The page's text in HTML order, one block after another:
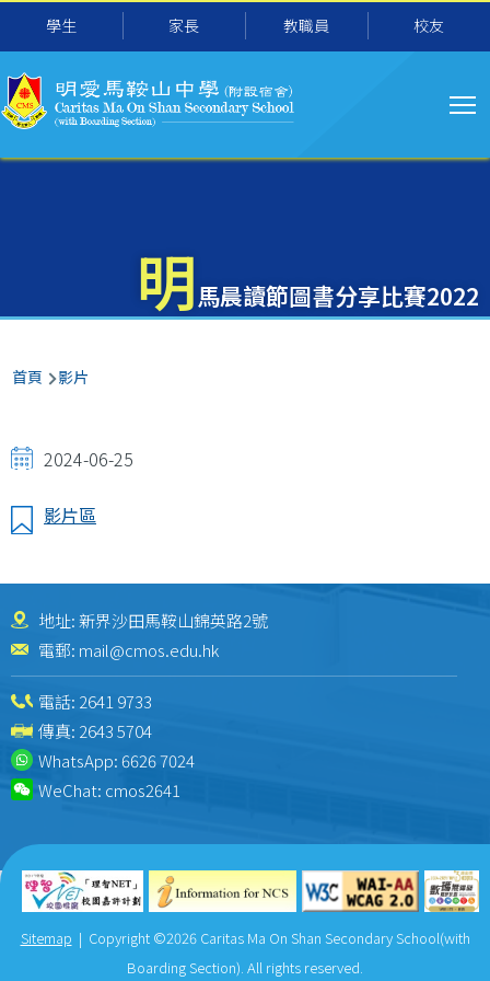
移至主內容
學生 家長 教職員 校友
导
航
明馬晨讀節圖書分享比賽2022
導
航
結
首頁 影片
2024-06-25
影片區
地址: 新界沙田馬鞍山錦英路2號
電郵: mail@cmos.edu.hk
電話: 2641 9733
傳真: 2643 5704
WhatsApp:6626 7024
WeChat: cmos2641
Sitemap | Copyright ©2026 Caritas Ma On Shan Secondary School(with
Boarding Section). All rights reserved.